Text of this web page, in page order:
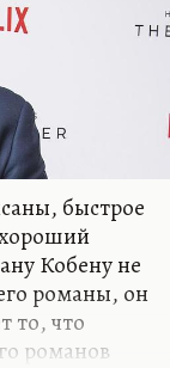
Может
та
быстрое
Кобену не
романы, он
то, что
романов